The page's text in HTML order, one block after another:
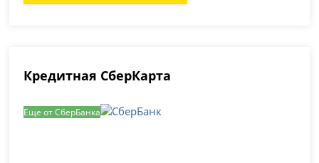
Кредитная СберКарта
Еще от СберБанка